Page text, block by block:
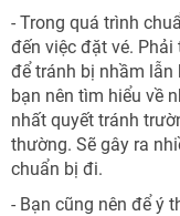
- Trong quá trình
đến việc đặt vé. Phải
để tránh bị nhầm lẫn
bạn nên tìm hiểu về
nhất quyết tránh
thường. Sẽ gây ra
chuẩn bị đi.
- Bạn cũng nên để ý